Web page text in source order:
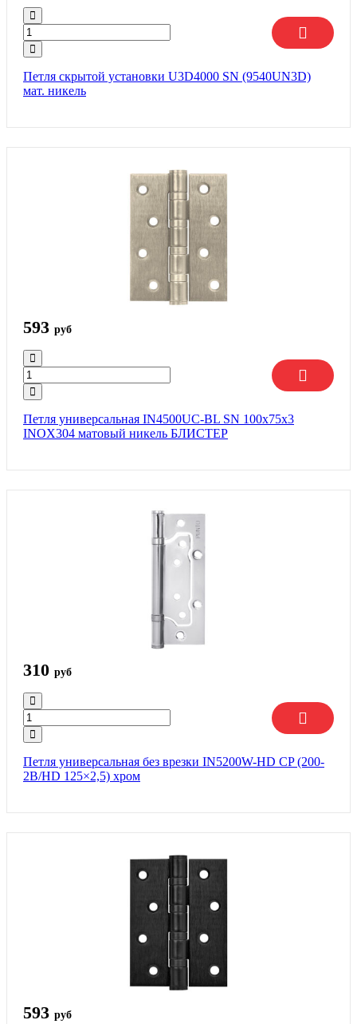
Петля скрытой установки U3D4000 SN (9540UN3D)
мат. никель
593 руб
Петля универсальная IN4500UC-BL SN 100x75x3
INOX304 матовый никель БЛИСТЕР
310 руб
Петля универсальная без врезки IN5200W-HD CP (200-
2B/HD 125×2,5) хром
593 руб